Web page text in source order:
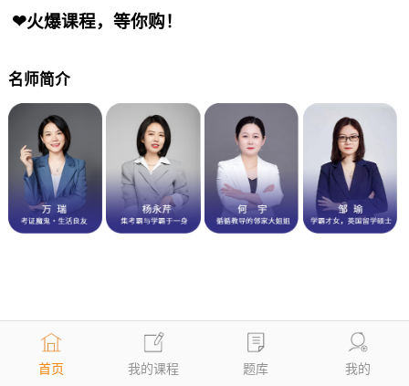
首页 我的课程 题库 我的
❤火爆课程，等你购！
名师简介